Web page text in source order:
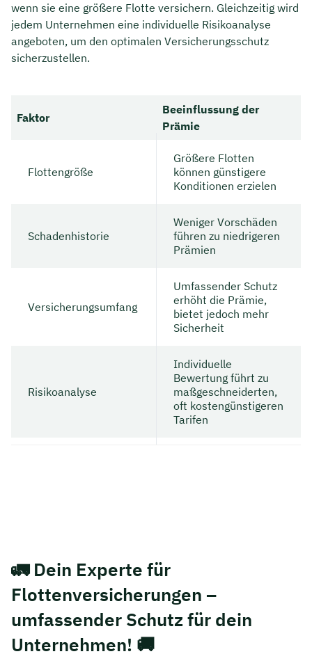
wenn sie eine größere Flotte versichern. Gleichzeitig wird
jedem Unternehmen eine individuelle Risikoanalyse
angeboten, um den optimalen Versicherungsschutz
sicherzustellen.
Faktor
Beeinflussung der
Prämie
Flottengröße
Größere Flotten
können günstigere
Konditionen erzielen
Schadenhistorie
Weniger Vorschäden
führen zu niedrigeren
Prämien
Versicherungsumfang
Umfassender Schutz
erhöht die Prämie,
bietet jedoch mehr
Sicherheit
Risikoanalyse
Individuelle
Bewertung führt zu
maßgeschneiderten,
oft kostengünstigeren
Tarifen
🚛 Dein Experte für
Flottenversicherungen –
umfassender Schutz für dein
Unternehmen! 🚚